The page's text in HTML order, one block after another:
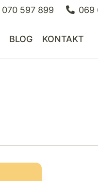
070 597 899 069
BLOG KONTAKT